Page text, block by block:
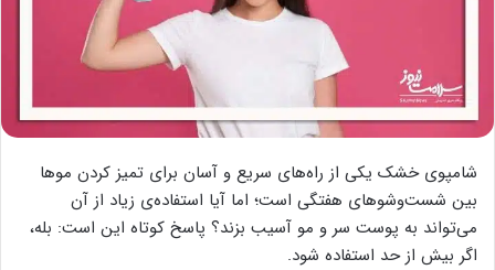
شامپوی خشک یکی از راه‌های سریع و آسان برای تمیز کردن موها
بین شست‌وشوهای هفتگی است؛ اما آیا استفاده‌ی زیاد از آن
می‌تواند به پوست سر و مو آسیب بزند؟ پاسخ کوتاه این است: بله،
اگر بیش از حد استفاده شود.